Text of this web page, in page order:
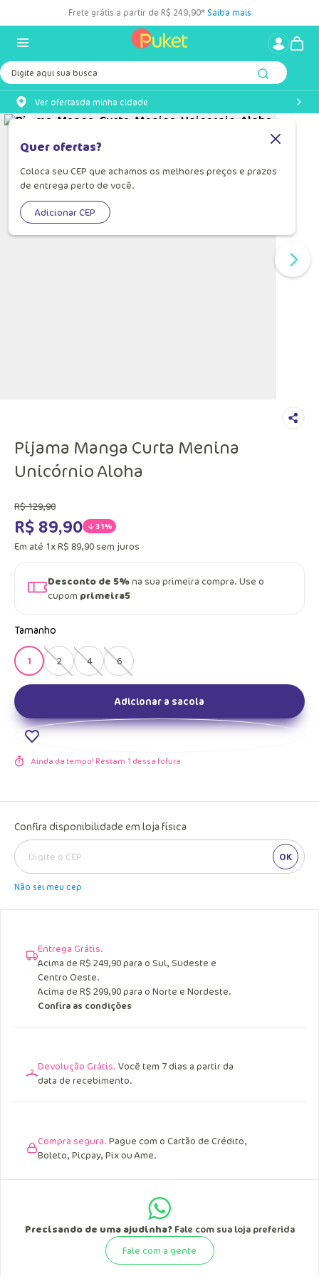
Frete grátis a partir de R$ 249,90* Saiba mais
Digite aqui sua busca
Ver ofertasda minha cidade
Quer ofertas?
Coloca seu CEP que achamos os melhores preços e prazos
de entrega perto de você.
Adicionar CEP
Pijama Manga Curta Menina
Unicórnio Aloha
R$129,90
R$ 89,90 31%
Em até 1xR$ 89,90 sem juros
Desconto de 5%na sua primeira compra. Use o
cupom primeira5
Tamanho
1 2 4 6
Adicionar a sacola
Confira disponibilidade em loja física
Entrega Grátis.
Acima de R$ 249,90 para o Sul, Sudeste e
Centro Oeste.
Precisando de uma ajudinha?Fale com sua loja preferida